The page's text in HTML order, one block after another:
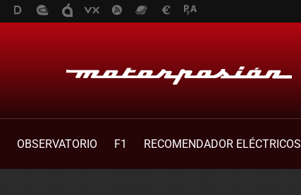
OBSERVATORIO F1
RECOMENDADOR ELÉCTRICOS